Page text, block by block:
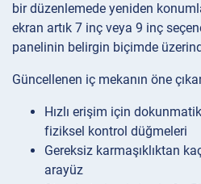
bir düzenlemede yeniden
ekran artık 7 inç veya 9 inç
panelinin belirgin biçimde
Güncellenen iç mekanın öne
Hızlı erişim için
fiziksel kontrol düğmeleri
Gereksiz karmaşıklıktan
arayüz